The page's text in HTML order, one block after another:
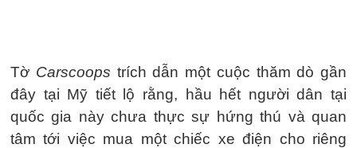
Tờ Carscoops trích dẫn một cuộc thăm dò gần
đây tại Mỹ tiết lộ rằng, hầu hết người dân tại
quốc gia này chưa thực sự hứng thú và quan
tâm tới việc mua một chiếc xe điện cho riêng